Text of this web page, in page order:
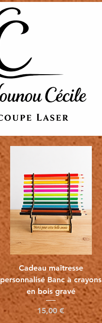
Vista rápida
Cadeau maîtresse
personnalisé Banc à crayons
en bois gravé
Precio
15,00 €